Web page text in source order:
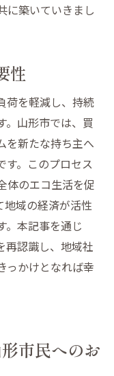
に築いていきまし
性
荷を軽減し、持続
。山形市では、買
を新たな持ち主へ
す。このプロセス
体のエコ生活を促
地域の経済が活性
。本記事を通じ
再認識し、地域社
っかけとなれば幸
市民へのお